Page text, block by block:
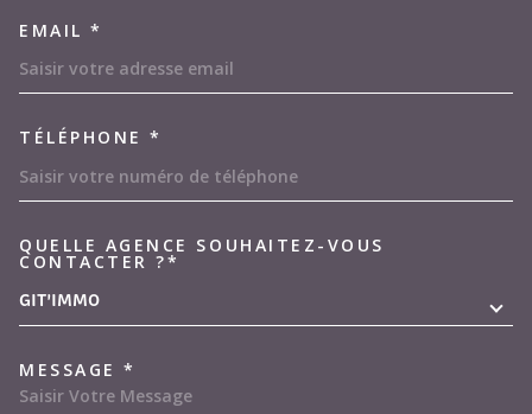
EMAIL *
TÉLÉPHONE *
QUELLE AGENCE SOUHAITEZ-VOUS
CONTACTER ?*
GIT'IMMO
MESSAGE *